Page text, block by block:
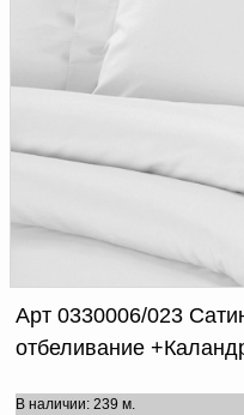
Условия работы
Оплата и доставка
Как оформить заказ
Как нас найти
Написать нам
Документы по работе с
персональными данными
Письмо руководителю
Вопросы и ответы
Арт 0330006/023
отбеливание
В наличии: 239 м.